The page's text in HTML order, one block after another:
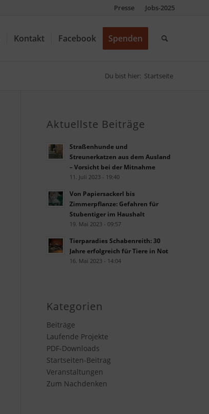
Presse Jobs-2025
Kontakt Facebook Spenden
Du bist hier: Startseite
Aktuellste Beiträge
Straßenhunde und
Streunerkatzen aus dem Ausland
– Vorsicht bei der Mitnahme
11. Juli 2023 - 19:40
Von Papiersackerl bis
Zimmerpflanze: Gefahren für
Stubentiger im Haushalt
19. Mai 2023 - 09:57
Tierparadies Schabenreith: 30
Jahre erfolgreich für Tiere in Not
16. Mai 2023 - 14:04
Kategorien
Beiträge
Laufende Projekte
PDF-Downloads
Startseiten-Beitrag
Veranstaltungen
Zum Nachdenken